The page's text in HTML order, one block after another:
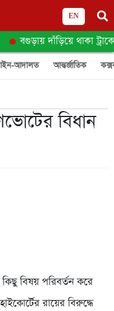
EN
বগুড়ায় দাঁড়িয়ে থাকা ট্রাকে
আদালত আন্তর্জাতিক
বিধান
কিছু বিষয় পরিবর্তন করে
রায়ের বিরুদ্ধে